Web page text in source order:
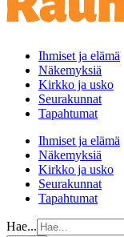
Ihmiset ja elämä
Näkemyksiä
Kirkko ja usko
Seurakunnat
Tapahtumat
Ihmiset ja elämä
Näkemyksiä
Kirkko ja usko
Seurakunnat
Tapahtumat
Hae...